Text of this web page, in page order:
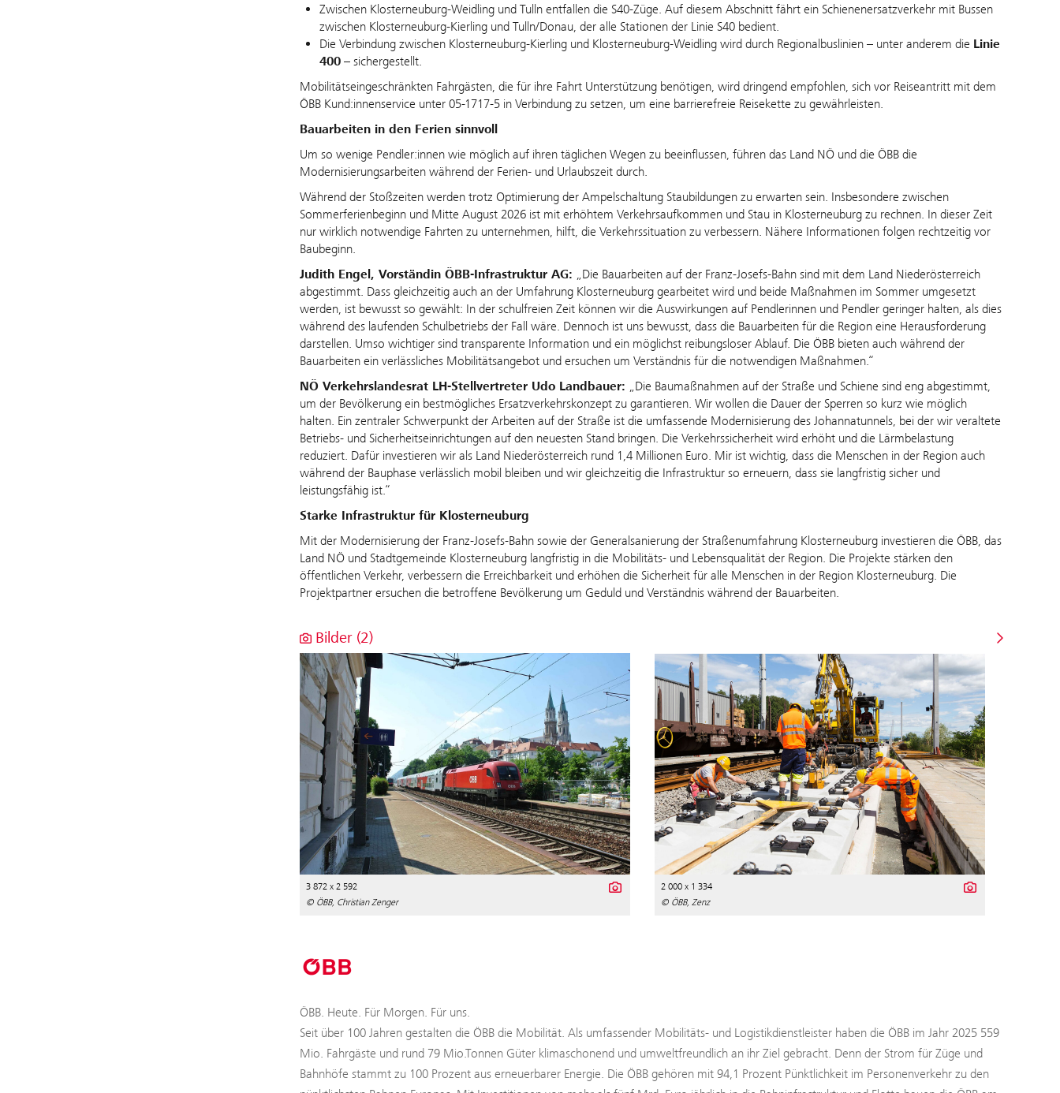
Zwischen Klosterneuburg-Weidling und Tulln entfallen die S40-Züge. Auf diesem Abschnitt fährt ein Schienenersatzverkehr mit Bussen
zwischen Klosterneuburg-Kierling und Tulln/Donau, der alle Stationen der Linie S40 bedient.
Die Verbindung zwischen Klosterneuburg-Kierling und Klosterneuburg-Weidling wird durch Regionalbuslinien – unter anderem die Linie
400– sichergestellt.
Mobilitätseingeschränkten Fahrgästen, die für ihre Fahrt Unterstützung benötigen, wird dringend empfohlen, sich vor Reiseantritt mit dem
ÖBB Kund:innenservice unter 05-1717-5 in Verbindung zu setzen, um eine barrierefreie Reisekette zu gewährleisten.
Bauarbeiten in den Ferien sinnvoll
Um so wenige Pendler:innen wie möglich auf ihren täglichen Wegen zu beeinflussen, führen das Land NÖ und die ÖBB die
Modernisierungsarbeiten während der Ferien- und Urlaubszeit durch.
Während der Stoßzeiten werden trotz Optimierung der Ampelschaltung Staubildungen zu erwarten sein. Insbesondere zwischen
Sommerferienbeginn und Mitte August 2026 ist mit erhöhtem Verkehrsaufkommen und Stau in Klosterneuburg zu rechnen. In dieser Zeit
nur wirklich notwendige Fahrten zu unternehmen, hilft, die Verkehrssituation zu verbessern. Nähere Informationen folgen rechtzeitig vor
Baubeginn.
Judith Engel, Vorständin ÖBB-Infrastruktur AG: „Die Bauarbeiten auf der Franz‑Josefs‑Bahn sind mit dem Land Niederösterreich
abgestimmt. Dass gleichzeitig auch an der Umfahrung Klosterneuburg gearbeitet wird und beide Maßnahmen im Sommer umgesetzt
werden, ist bewusst so gewählt: In der schulfreien Zeit können wir die Auswirkungen auf Pendlerinnen und Pendler geringer halten, als dies
während des laufenden Schulbetriebs der Fall wäre. Dennoch ist uns bewusst, dass die Bauarbeiten für die Region eine Herausforderung
darstellen. Umso wichtiger sind transparente Information und ein möglichst reibungsloser Ablauf. Die ÖBB bieten auch während der
Bauarbeiten ein verlässliches Mobilitätsangebot und ersuchen um Verständnis für die notwendigen Maßnahmen.“
NÖ Verkehrslandesrat LH-Stellvertreter Udo Landbauer: „Die Baumaßnahmen auf der Straße und Schiene sind eng abgestimmt,
um der Bevölkerung ein bestmögliches Ersatzverkehrskonzept zu garantieren. Wir wollen die Dauer der Sperren so kurz wie möglich
halten. Ein zentraler Schwerpunkt der Arbeiten auf der Straße ist die umfassende Modernisierung des Johannatunnels, bei der wir veraltete
Betriebs- und Sicherheitseinrichtungen auf den neuesten Stand bringen. Die Verkehrssicherheit wird erhöht und die Lärmbelastung
reduziert. Dafür investieren wir als Land Niederösterreich rund 1,4 Millionen Euro. Mir ist wichtig, dass die Menschen in der Region auch
während der Bauphase verlässlich mobil bleiben und wir gleichzeitig die Infrastruktur so erneuern, dass sie langfristig sicher und
leistungsfähig ist.“
Starke Infrastruktur für Klosterneuburg
Mit der Modernisierung der Franz-Josefs-Bahn sowie der Generalsanierung der Straßenumfahrung Klosterneuburg investieren die ÖBB, das
Land NÖ und Stadtgemeinde Klosterneuburg langfristig in die Mobilitäts- und Lebensqualität der Region. Die Projekte stärken den
öffentlichen Verkehr, verbessern die Erreichbarkeit und erhöhen die Sicherheit für alle Menschen in der Region Klosterneuburg. Die
Projektpartner ersuchen die betroffene Bevölkerung um Geduld und Verständnis während der Bauarbeiten.
Bilder (2)
3 872 x 2 592
© ÖBB, Christian Zenger
2 000 x 1 334
© ÖBB, Zenz
ÖBB. Heute. Für Morgen. Für uns.
Seit über 100 Jahren gestalten die ÖBB die Mobilität. Als umfassender Mobilitäts- und Logistikdienstleister haben die ÖBB im Jahr 2025 559
Mio. Fahrgäste und rund 79 Mio.Tonnen Güter klimaschonend und umweltfreundlich an ihr Ziel gebracht. Denn der Strom für Züge und
Bahnhöfe stammt zu 100 Prozent aus erneuerbarer Energie. Die ÖBB gehören mit 94,1 Prozent Pünktlichkeit im Personenverkehr zu den